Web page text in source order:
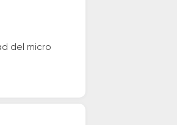
del micro